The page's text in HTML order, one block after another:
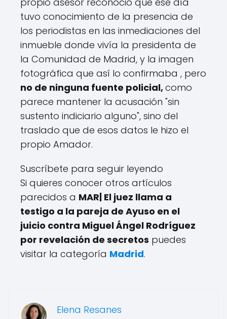
tuvo conocimiento de la presencia de
los periodistas en las inmediaciones del
inmueble donde vivía la presidenta de
la Comunidad de Madrid, y la imagen
fotográfica que así lo confirmaba , pero
no de ninguna fuente policial,como
parece mantener la acusación "sin
sustento indiciario alguno", sino del
traslado que de esos datos le hizo el
propio Amador.
Suscríbete para seguir leyendo
Si quieres conocer otros artículos
parecidos a MAR| El juez llama a
testigo a la pareja de Ayuso en el
juicio contra Miguel Ángel Rodríguez
por revelación de secretos puedes
visitar la categoría Madrid.
Elena Resanes